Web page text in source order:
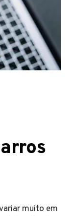
muito em